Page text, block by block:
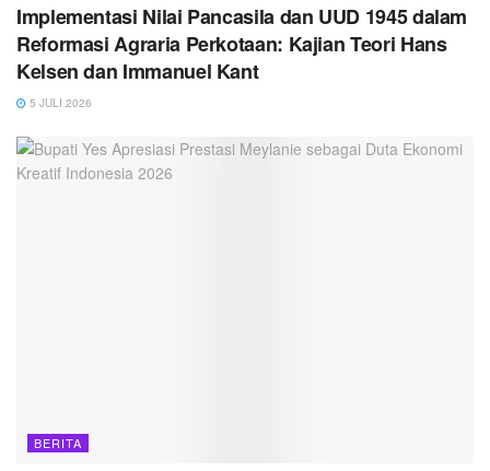
Implementasi Nilai Pancasila dan UUD 1945 dalam
Reformasi Agraria Perkotaan: Kajian Teori Hans
Kelsen dan Immanuel Kant
5 JULI 2026
BERITA